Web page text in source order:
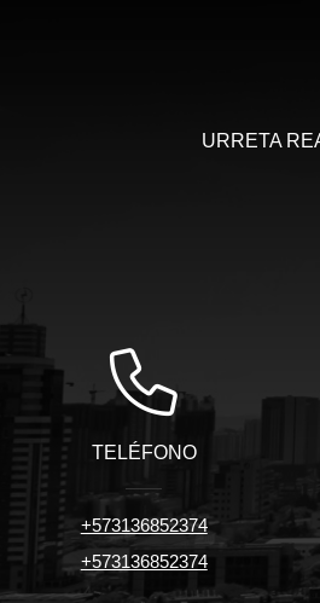
URRETA
TELÉFONO
+573136852374
+573136852374